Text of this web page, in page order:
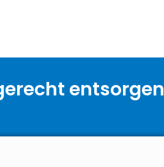
entsorgen